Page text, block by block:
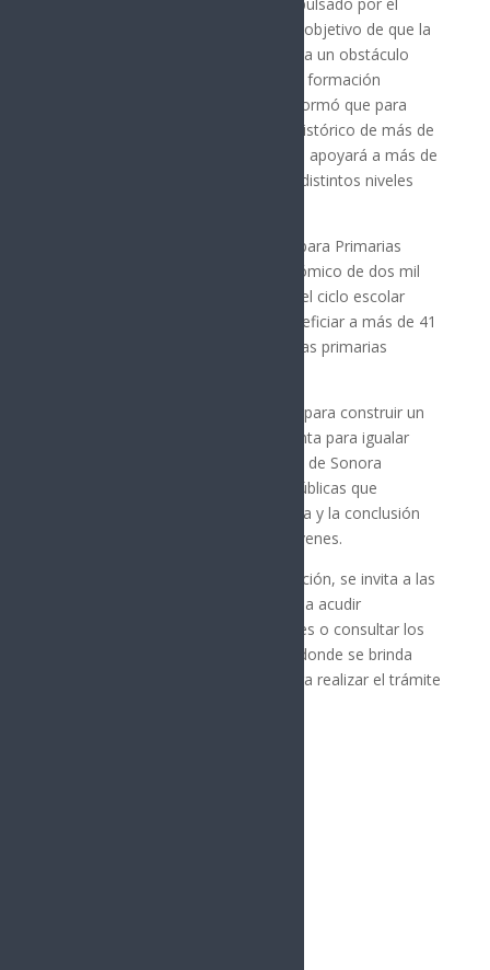
gobernador Alfonso Durazo, con el objetivo de que la
falta de recursos económicos no sea un obstáculo
para que niñas y niños continúen su formación
académica. En este contexto, se informó que para
2026 se destinará un presupuesto histórico de más de
mil millones de pesos, con el que se apoyará a más de
medio millón de estudiantes en los distintos niveles
La Beca Sonora de Oportunidades para Primarias
Públicas contempla un apoyo económico de dos mil
200 pesos, que se entrega durante el ciclo escolar
2025–2026, y tiene como meta beneficiar a más de 41
mil niñas y niños inscritos en escuelas primarias
La educación es la base más sólida para construir un
mejor futuro y la principal herramienta para igualar
oportunidades; por ello, el Gobierno de Sonora
continuará fortaleciendo políticas públicas que
garanticen el acceso, la permanencia y la conclusión
de los estudios de niñas, niños y jóvenes.
En caso de dudas o requerir orientación, se invita a las
madres, padres de familia y tutores a acudir
directamente a las oficinas del Ibcees o consultar los
canales oficiales de comunicación, donde se brinda
información y acompañamiento para realizar el trámite